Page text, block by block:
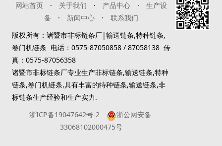
网站首页 · 关于我们 · 产品中心 ·生产设
备 · 新闻中心 ·联系我们
版权所有：诸暨市非标链条厂|输送链条,特种链条,
卷门机链条 电话：0575-87050858 / 87058138 传
真：0575-87056358
诸暨市非标链条厂专业生产非标链条,输送链条,特种
链条,卷门机链条,具有丰富的特种链条,输送链条,非
标链条生产经验和生产实力.
浙ICP备19047642号-2
浙公网安备
33068102000475号